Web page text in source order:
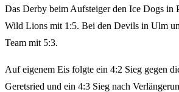
Das Derby beim Aufsteiger den Ice Dogs in
Wild Lions mit 1:5. Bei den Devils in Ulm
Team mit 5:3.
Auf eigenem Eis folgte ein 4:2 Sieg gegen
Geretsried und ein 4:3 Sieg nach